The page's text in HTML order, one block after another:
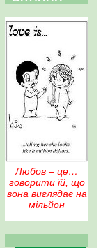
Любов – це…
говорити їй, що
вона виглядає на
мільйон